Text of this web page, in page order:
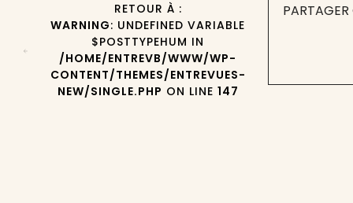
RETOUR À :
WARNING: UNDEFINED VARIABLE
$POSTTYPEHUM IN
/HOME/ENTREVB/WWW/WP-
CONTENT/THEMES/ENTREVUES-
NEW/SINGLE.PHP ON LINE 147